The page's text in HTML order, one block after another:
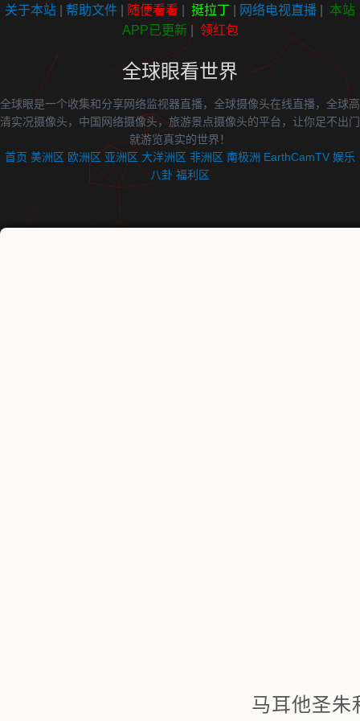
关于本站 帮助文件 随便看看 挺拉丁 网络电视直播
本站
APP已更新| 领红包
全球眼看世界
全球眼是一个收集和分享网络监视器直播，全球摄像头在线直播，全球高
清实况摄像头，中国网络摄像头，旅游景点摄像头的平台，让你足不出门
就游览真实的世界！
首页 美洲区 欧洲区 亚洲区 大洋洲区 非洲区 南极洲 EarthCamTV 娱乐
八卦 福利区
马耳他圣朱